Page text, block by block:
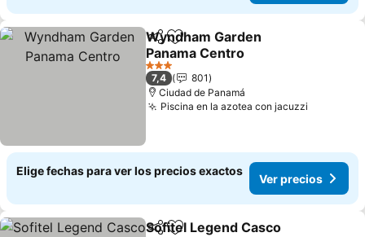
CompartirAgregar a favoritos
Wyndham Garden
Panama Centro
Ver precios
3 Estrellas
7,4
801
Ciudad de Panamá
Piscina en la azotea con jacuzzi
Elige fechas para ver los precios exactos
Ver precios
Sofitel Legend Casco